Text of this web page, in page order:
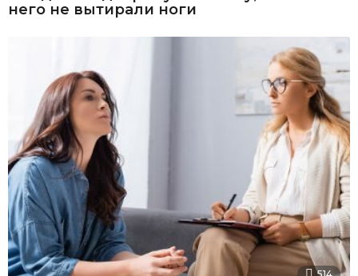
него не вытирали ноги